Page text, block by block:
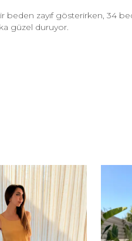
beden zayıf gösterirken, 34
güzel duruyor.